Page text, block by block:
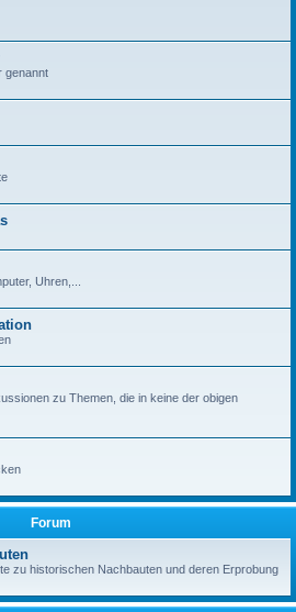
genannt
Uhren,...
zu Themen, die in keine der obigen
Forum
zu historischen Nachbauten und deren Erprobung